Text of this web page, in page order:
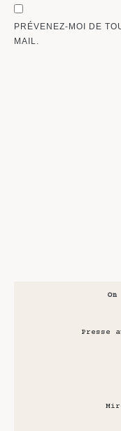
PRÉVENEZ-MOI DE
MAIL.
Presse